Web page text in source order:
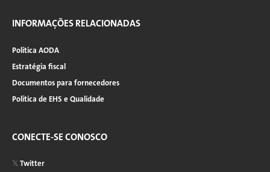
INFORMAÇÕES RELACIONADAS
Política AODA
Estratégia fiscal
Documentos para fornecedores
Política de EHS e Qualidade
CONECTE-SE CONOSCO
Twitter